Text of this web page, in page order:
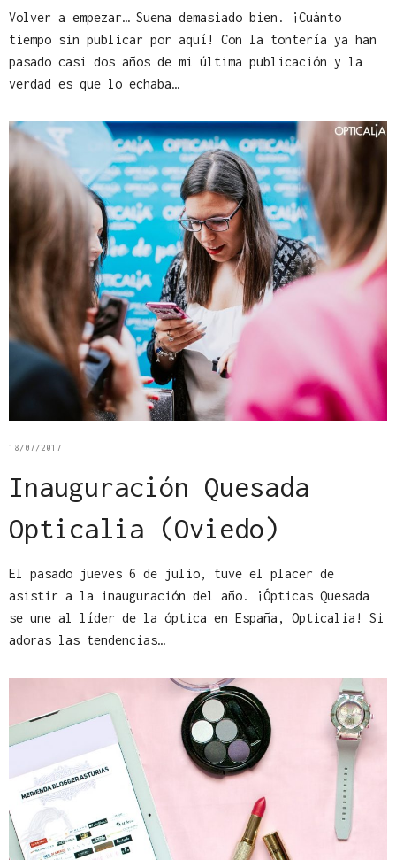
Volver a empezar… Suena demasiado bien. ¡Cuánto
tiempo sin publicar por aquí! Con la tontería ya han
pasado casi dos años de mi última publicación y la
verdad es que lo echaba…
18/07/2017
Inauguración Quesada
Opticalia (Oviedo)
El pasado jueves 6 de julio, tuve el placer de
asistir a la inauguración del año. ¡Ópticas Quesada
se une al líder de la óptica en España, Opticalia! Si
adoras las tendencias…